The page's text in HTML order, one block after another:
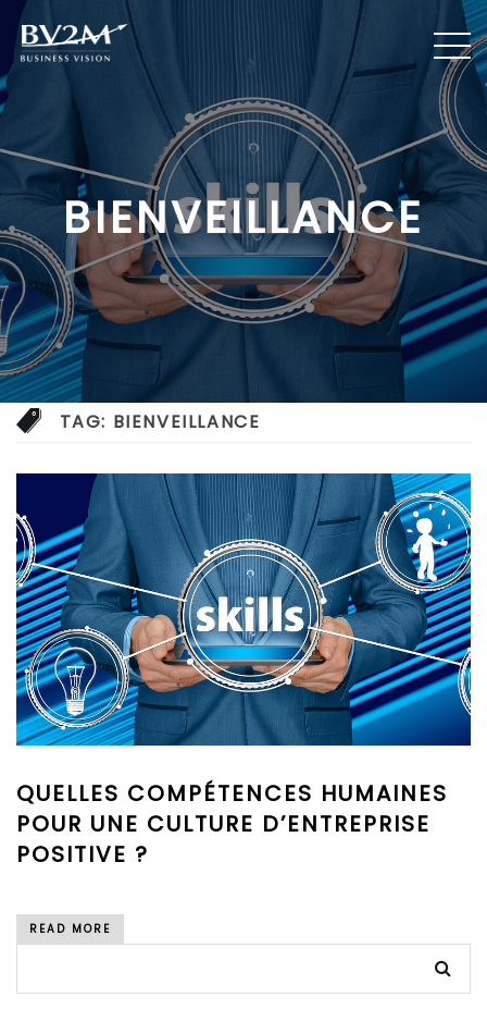
BIENVEILLANCE
TAG: BIENVEILLANCE
QUELLES COMPÉTENCES HUMAINES
POUR UNE CULTURE D’ENTREPRISE
POSITIVE ?
READ MORE